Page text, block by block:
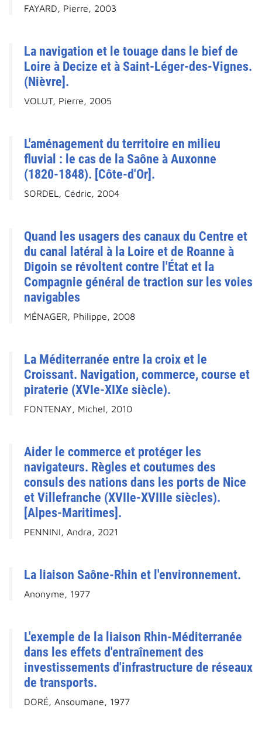
FAYARD, Pierre, 2003
La navigation et le touage dans le bief de
Loire à Decize et à Saint-Léger-des-Vignes.
(Nièvre].
VOLUT, Pierre, 2005
L'aménagement du territoire en milieu
fluvial : le cas de la Saône à Auxonne
(1820-1848). [Côte-d'Or].
SORDEL, Cédric, 2004
Quand les usagers des canaux du Centre et
du canal latéral à la Loire et de Roanne à
Digoin se révoltent contre l'État et la
Compagnie général de traction sur les voies
navigables
MÉNAGER, Philippe, 2008
La Méditerranée entre la croix et le
Croissant. Navigation, commerce, course et
piraterie (XVIe-XIXe siècle).
FONTENAY, Michel, 2010
Aider le commerce et protéger les
navigateurs. Règles et coutumes des
consuls des nations dans les ports de Nice
et Villefranche (XVIIe-XVIIIe siècles).
[Alpes-Maritimes].
PENNINI, Andra, 2021
La liaison Saône-Rhin et l'environnement.
Anonyme, 1977
L'exemple de la liaison Rhin-Méditerranée
dans les effets d'entraînement des
investissements d'infrastructure de réseaux
de transports.
DORÉ, Ansoumane, 1977